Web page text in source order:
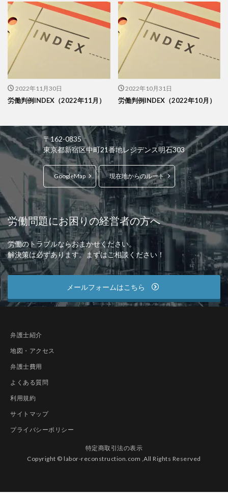
2022年11月30日
労働判例INDEX（2022年11月）
2022年10月31日
労働判例INDEX（2022年10月）
〒162-0835
東京都新宿区中町21番地レジデンス明石303
GoogleMap 現在地からのルート
労働問題にお困りの経営者の方へ
労働のトラブルならおまかせください。
解決策は必ずあります。まずはご相談ください！
メールフォームはこちら
弁護士紹介
地図・アクセス
弁護士費用
よくある質問
利用規約
サイトマップ
プライバシーポリシー
特定商取引法の表示
Copyright © labor-reconstruction.com ,All Rights Reserved